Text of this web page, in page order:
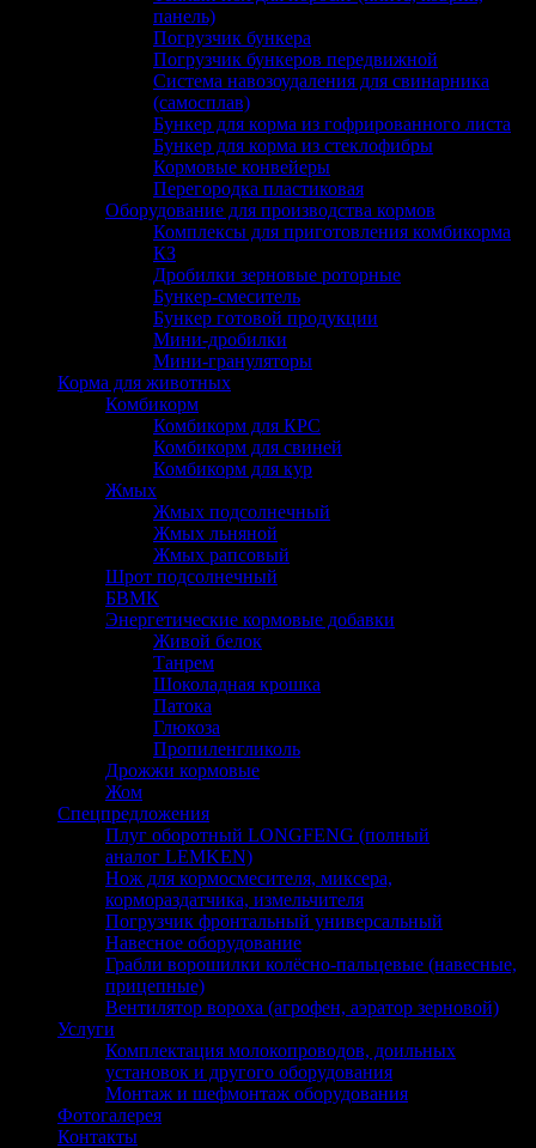
панель)
Погрузчик бункера
Погрузчик бункеров передвижной
Система навозоудаления для свинарника
(самосплав)
Бункер для корма из гофрированного листа
Бункер для корма из стеклофибры
Кормовые конвейеры
Перегородка пластиковая
Оборудование для производства кормов
Комплексы для приготовления комбикорма
КЗ
Дробилки зерновые роторные
Бункер-смеситель
Бункер готовой продукции
Мини-дробилки
Мини-грануляторы
Корма для животных
Комбикорм
Комбикорм для КРС
Комбикорм для свиней
Комбикорм для кур
Жмых
Жмых подсолнечный
Жмых льняной
Жмых рапсовый
Шрот подсолнечный
БВМК
Энергетические кормовые добавки
Живой белок
Танрем
Шоколадная крошка
Патока
Глюкоза
Пропиленгликоль
Дрожжи кормовые
Жом
Спецпредложения
Плуг оборотный LONGFENG (полный
аналог LEMKEN)
Нож для кормосмесителя, миксера,
кормораздатчика, измельчителя
Погрузчик фронтальный универсальный
Навесное оборудование
Грабли ворошилки колёсно-пальцевые (навесные,
прицепные)
Вентилятор вороха (агрофен, аэратор зерновой)
Услуги
Комплектация молокопроводов, доильных
установок и другого оборудования
Монтаж и шефмонтаж оборудования
Фотогалерея
Контакты